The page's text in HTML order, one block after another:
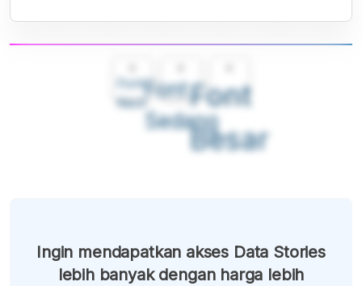
Font
Kecil
Font
Sedang
Font
Besar
Ingin mendapatkan akses Data Stories
lebih banyak dengan harga lebih